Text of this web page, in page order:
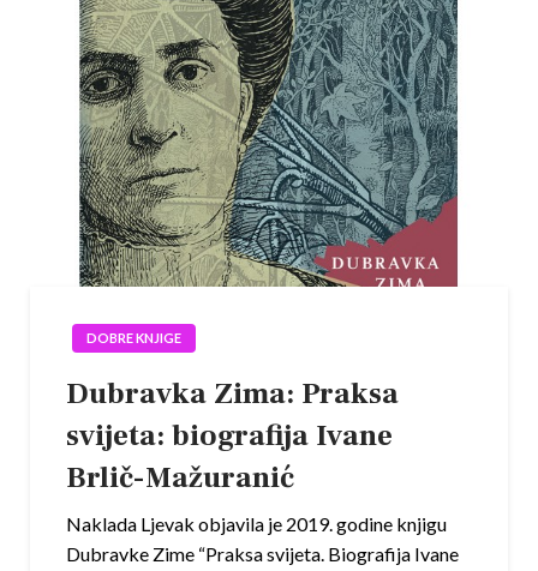
DOBRE KNJIGE
Dubravka Zima: Praksa
svijeta: biografija Ivane
Brlič-Mažuranić
Naklada Ljevak objavila je 2019. godine knjigu
Dubravke Zime “Praksa svijeta. Biografija Ivane